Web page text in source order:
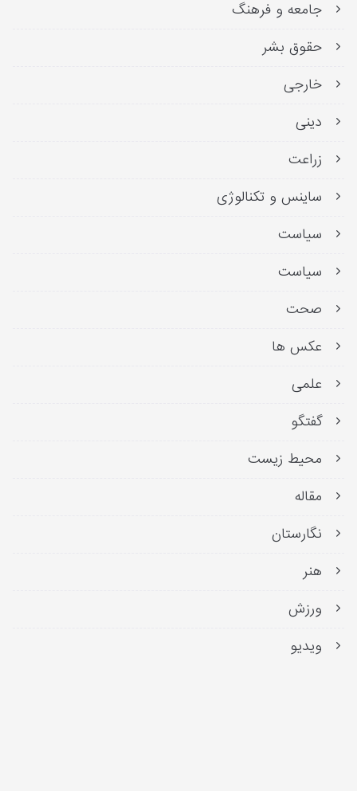
جامعه و فرهنگ
حقوق بشر
خارجی
دینی
زراعت
ساینس و تکنالوژی
سیاست
سیاست
صحت
عکس ها
علمی
گفتگو
محیط زیست
مقاله
نگارستان
هنر
ورزش
ویدیو